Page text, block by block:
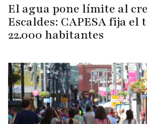
El agua pone límite al
Escaldes: CAPESA fija el
22.000 habitantes